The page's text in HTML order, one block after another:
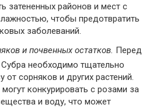
затененных районов и мест с
чтобы предотвратить
заболеваний.
и почвенных остатков. Перед
необходимо тщательно
от сорняков и других растений.
могут конкурировать с розами за
и воду, что может